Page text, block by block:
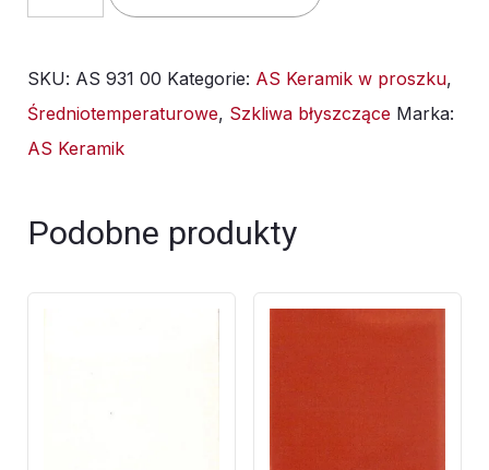
Szkliwo
AS
931
błyszczące
żółte
SKU: AS 931 00 Kategorie: AS Keramik w proszku,
Średniotemperaturowe, Szkliwa błyszczące Marka:
AS Keramik
Podobne produkty